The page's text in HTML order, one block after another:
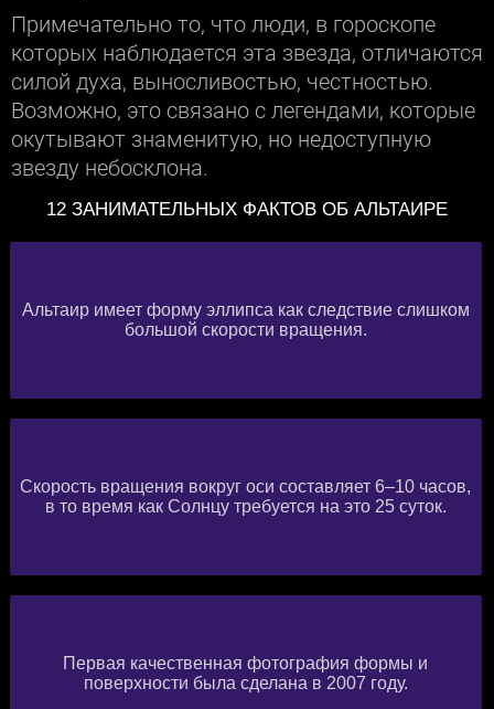
Примечательно то, что люди, в гороскопе
которых наблюдается эта звезда, отличаются
силой духа, выносливостью, честностью.
Возможно, это связано с легендами, которые
окутывают знаменитую, но недоступную
звезду небосклона.
12 ЗАНИМАТЕЛЬНЫХ ФАКТОВ ОБ АЛЬТАИРЕ
Альтаир имеет форму эллипса как следствие слишком
большой скорости вращения.
Скорость вращения вокруг оси составляет 6–10 часов,
в то время как Солнцу требуется на это 25 суток.
Первая качественная фотография формы и
поверхности была сделана в 2007 году.